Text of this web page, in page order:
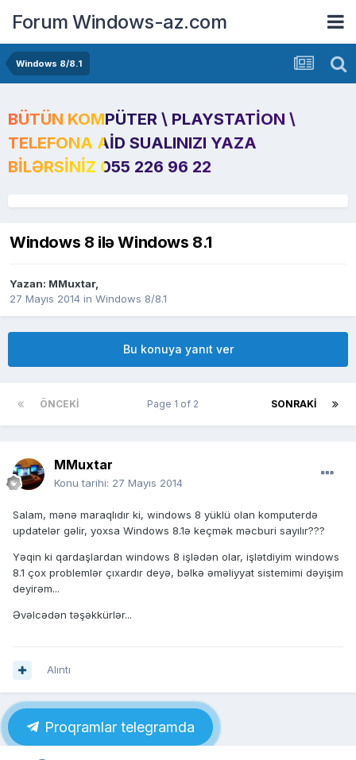
Forum Windows-az.com
Windows 8/8.1
BÜTÜN KOMPÜTER \ PLAYSTATION \
TELEFONA AID SUALINIZI YAZA
BILƏRSINIZ 055 226 96 22
Windows 8 ilə Windows 8.1
Yazan: MMuxtar,
27 Mayıs 2014 in Windows 8/8.1
Bu konuya yanıt ver
ÖNCEKI SONRAKI
Page 1 of 2
MMuxtar
Konu tarihi: 27 Mayıs 2014
Salam, mənə maraqlıdır ki, windows 8 yüklü olan komputerdə
updatelər gəlir, yoxsa Windows 8.1ə keçmək məcburi sayılır???
Yəqin ki qardaşlardan windows 8 işlədən olar, işlətdiyim windows
8.1 çox problemlər çıxardır deyə, bəlkə əməliyyat sistemimi dəyişim
deyirəm...
Əvəlcədən təşəkkürlər...
Alıntı
Proqramlar telegramda